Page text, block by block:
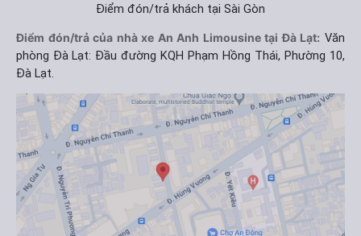
Điểm đón/trả khách tại Sài Gòn
Điểm đón/trả của nhà xe An Anh Limousine tại Đà Lạt: Văn
phòng Đà Lạt: Đầu đường KQH Phạm Hồng Thái, Phường 10,
Đà Lạt.